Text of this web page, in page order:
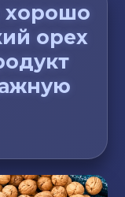
хорошо
орех